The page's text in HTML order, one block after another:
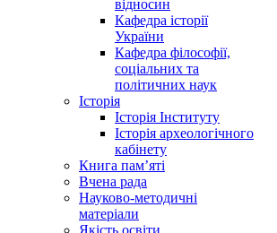
відносин
Кафедра історії
України
Кафедра філософії,
соціальних та
політичних наук
Історія
Історія Інституту
Історія археологічного
кабінету
Книга памʼяті
Вчена рада
Науково-методичні
матеріали
Якість освіти